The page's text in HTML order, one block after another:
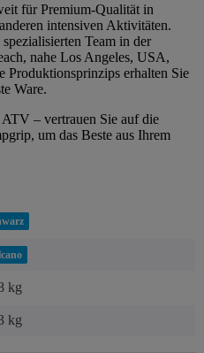
für Premium-Qualität in
intensiven Aktivitäten.
Team in der
nahe Los Angeles, USA,
Produktionsprinzips erhalten Sie
Ware.
– vertrauen Sie auf die
um das Beste aus Ihrem
kg
kg